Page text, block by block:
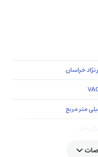
نژاد خراسان